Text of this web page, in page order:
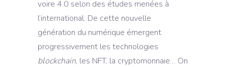
voire 4.0 selon des études menées à
l’international. De cette nouvelle
génération du numérique émergent
progressivement les technologies
blockchain, les NFT, la cryptomonnaie… On